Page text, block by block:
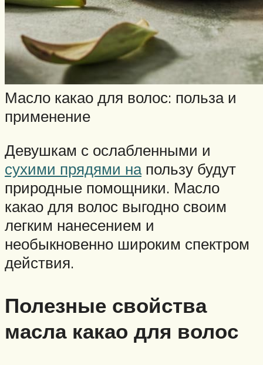
Масло какао для волос: польза и
применение
Девушкам с ослабленными и
сухими прядями напользу будут
природные помощники. Масло
какао для волос выгодно своим
легким нанесением и
необыкновенно широким спектром
действия.
Полезные свойства
масла какао для волос